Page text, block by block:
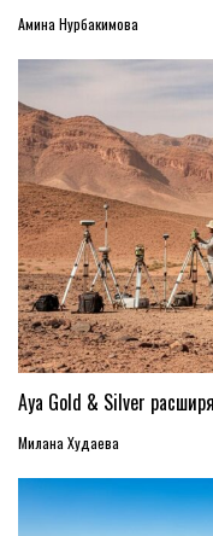
Амина Нурбакимова
Aya Gold & Silver
Милана Худаева